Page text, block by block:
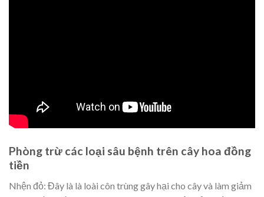
Phòng trừ các loại sâu bệnh trên cây hoa đồng
tiền
Nhện đỏ: Đây là là loài côn trùng gây hại cho cây và làm giảm